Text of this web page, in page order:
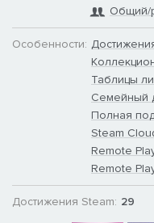
Общий/
Особенности:
Таблицы
Семейный
Полная
Steam
Remote
Remote
Достижения Steam: 29